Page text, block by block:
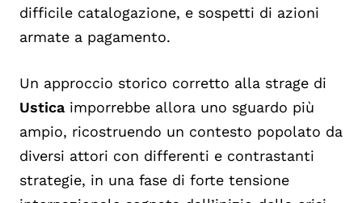
difficile catalogazione, e sospetti di azioni
armate a pagamento.
Un approccio storico corretto alla strage di
Ustica imporrebbe allora uno sguardo più
ampio, ricostruendo un contesto popolato da
diversi attori con differenti e contrastanti
strategie, in una fase di forte tensione